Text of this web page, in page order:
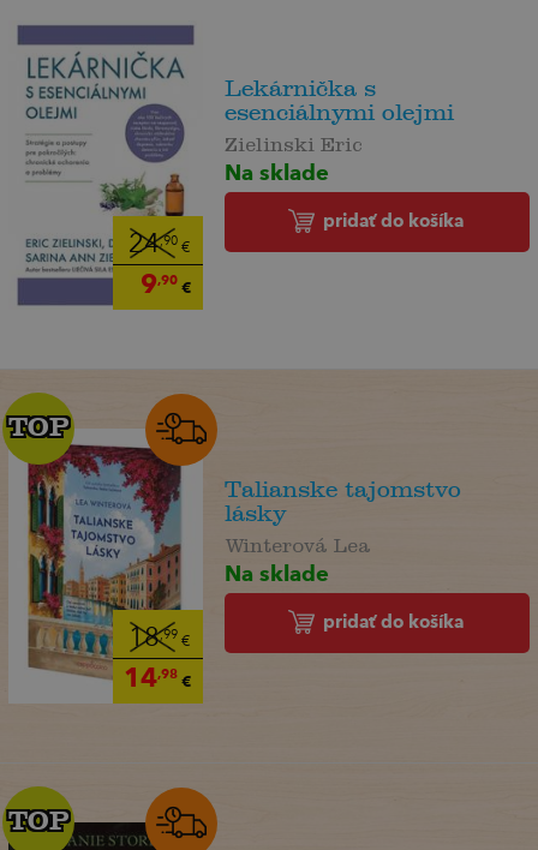
24,90€
9,90€
Lekárnička s
esenciálnymi olejmi
Zielinski Eric
Na sklade
pridať do košíka
18,99 €
14,98€
TOP
TOP
Talianske tajomstvo
lásky
Winterová Lea
Na sklade
pridať do košíka
TOP
TOP